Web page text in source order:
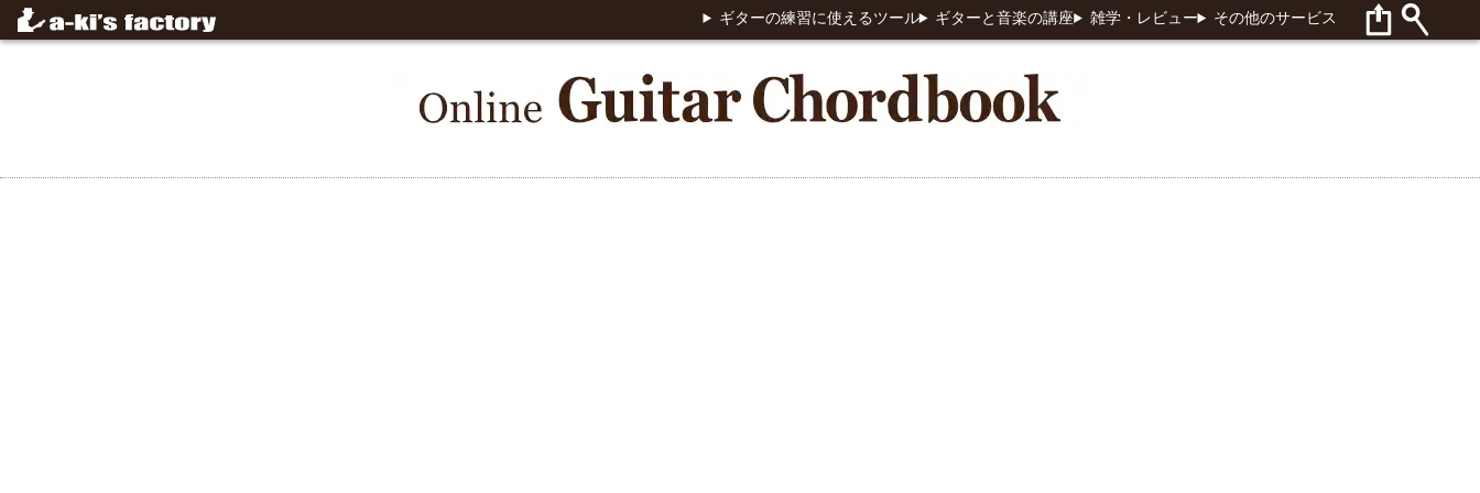
ギターの練習に使えるツール ギターと音楽の講座 雑学・レビュー その他のサービス